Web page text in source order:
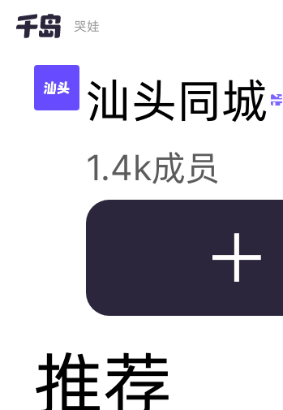
哭娃
汕头同城岛
1.4k成员

推荐